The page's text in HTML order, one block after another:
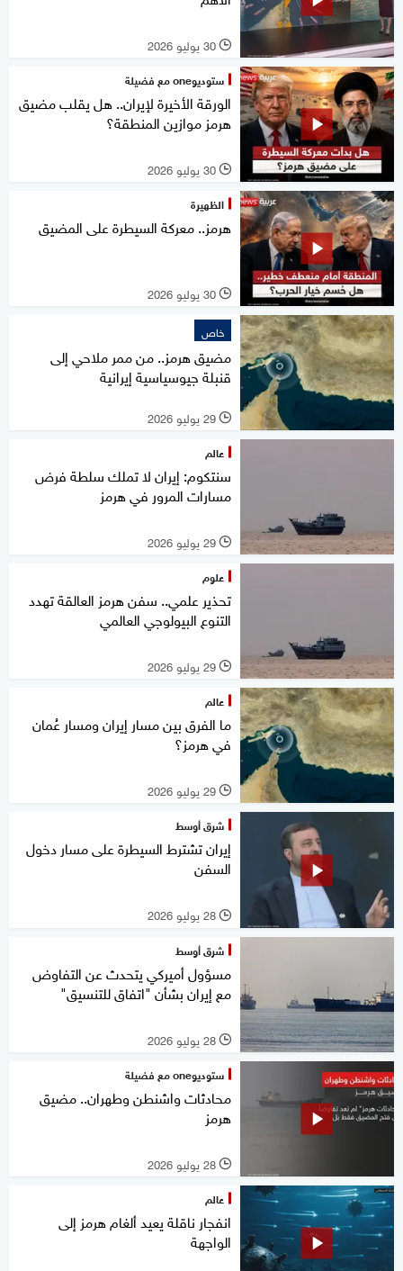
l 30 يوليو 2026
ستوديوone مع فضيلة
الورقة الأخيرة لإيران.. هل يقلب مضيق
هرمز موازين المنطقة؟
l 30 يوليو 2026
الظهيرة
هرمز.. معركة السيطرة على المضيق
l 30 يوليو 2026
خاص
مضيق هرمز.. من ممر ملاحي إلى
قنبلة جيوسياسية إيرانية
l 29 يوليو 2026
عالم
سنتكوم: إيران لا تملك سلطة فرض
مسارات المرور في هرمز
l 29 يوليو 2026
علوم
تحذير علمي.. سفن هرمز العالقة تهدد
التنوع البيولوجي العالمي
l 29 يوليو 2026
عالم
ما الفرق بين مسار إيران ومسار عُمان
في هرمز؟
l 29 يوليو 2026
شرق أوسط
إيران تشترط السيطرة على مسار دخول
السفن
l 28 يوليو 2026
شرق أوسط
مسؤول أميركي يتحدث عن التفاوض
مع إيران بشأن "اتفاق للتنسيق"
l 28 يوليو 2026
ستوديوone مع فضيلة
محادثات واشنطن وطهران.. مضيق
هرمز
l 28 يوليو 2026
عالم
انفجار ناقلة يعيد ألغام هرمز إلى
الواجهة